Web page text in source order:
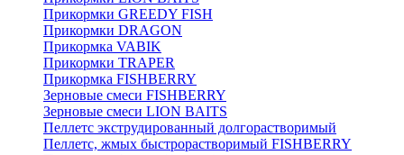
Прикормки GREEDY FISH
Прикормки DRAGON
Прикормка VABIK
Прикормки TRAPER
Прикормка FISHBERRY
Зерновые смеси FISHBERRY
Зерновые смеси LION BAITS
Пеллетс экструдированный долгорастворимый
Пеллетс, жмых быстрорастворимый FISHBERRY